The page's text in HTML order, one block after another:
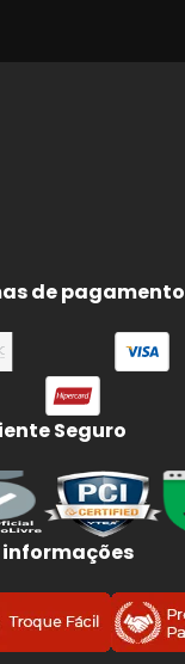
de pagamento
Seguro
informações